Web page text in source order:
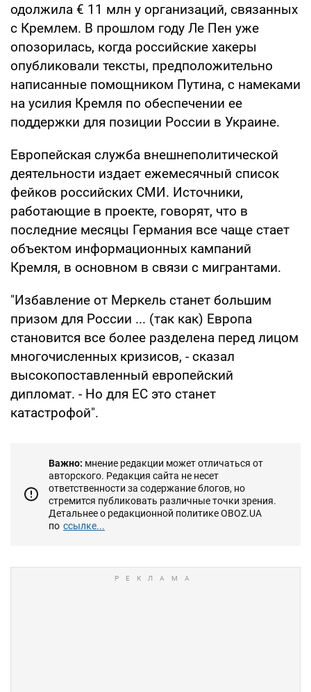
одолжила € 11 млн у организаций, связанных
с Кремлем. В прошлом году Ле Пен уже
опозорилась, когда российские хакеры
опубликовали тексты, предположительно
написанные помощником Путина, с намеками
на усилия Кремля по обеспечении ее
поддержки для позиции России в Украине.
Европейская служба внешнеполитической
деятельности издает ежемесячный список
фейков российских СМИ. Источники,
работающие в проекте, говорят, что в
последние месяцы Германия все чаще стает
объектом информационных кампаний
Кремля, в основном в связи с мигрантами.
"Избавление от Меркель станет большим
призом для России ... (так как) Европа
становится все более разделена перед лицом
многочисленных кризисов, - сказал
высокопоставленный европейский
дипломат. - Но для ЕС это станет
катастрофой".
Важно: мнение редакции может отличаться от
авторского. Редакция сайта не несет
ответственности за содержание блогов, но
стремится публиковать различные точки зрения.
Детальнее о редакционной политике OBOZ.UA
по ссылке...